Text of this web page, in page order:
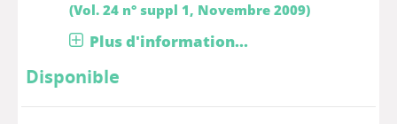
(Vol. 24 n° suppl 1, Novembre 2009)
Plus d'information...
Disponible